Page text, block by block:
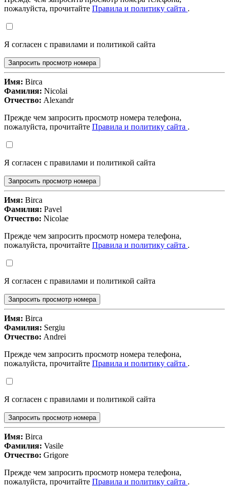
пожалуйста, прочитайте Правила и политику сайта .
Я согласен с правилами и политикой сайта
Запросить просмотр номера
Имя: Birca
Фамилия: Nicolai
Отчество: Alexandr
Прежде чем запросить просмотр номера телефона,
пожалуйста, прочитайте Правила и политику сайта .
Я согласен с правилами и политикой сайта
Запросить просмотр номера
Имя: Birca
Фамилия: Pavel
Отчество: Nicolae
Прежде чем запросить просмотр номера телефона,
пожалуйста, прочитайте Правила и политику сайта .
Я согласен с правилами и политикой сайта
Запросить просмотр номера
Имя: Birca
Фамилия: Sergiu
Отчество: Andrei
Прежде чем запросить просмотр номера телефона,
пожалуйста, прочитайте Правила и политику сайта .
Я согласен с правилами и политикой сайта
Запросить просмотр номера
Имя: Birca
Фамилия: Vasile
Отчество: Grigore
Прежде чем запросить просмотр номера телефона,
пожалуйста, прочитайте Правила и политику сайта .